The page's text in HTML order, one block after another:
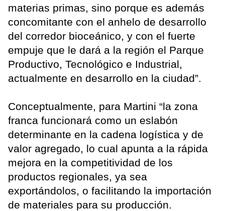
materias primas, sino porque es además
concomitante con el anhelo de desarrollo
del corredor bioceánico, y con el fuerte
empuje que le dará a la región el Parque
Productivo, Tecnológico e Industrial,
actualmente en desarrollo en la ciudad”.
Conceptualmente, para Martini “la zona
franca funcionará como un eslabón
determinante en la cadena logística y de
valor agregado, lo cual apunta a la rápida
mejora en la competitividad de los
productos regionales, ya sea
exportándolos, o facilitando la importación
de materiales para su producción.